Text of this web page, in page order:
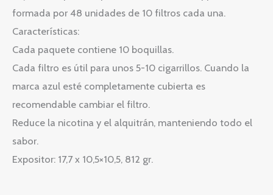
formada por 48 unidades de 10 filtros cada una.
Características:
Cada paquete contiene 10 boquillas.
Cada filtro es útil para unos 5-10 cigarrillos. Cuando la
marca azul esté completamente cubierta es
recomendable cambiar el filtro.
Reduce la nicotina y el alquitrán, manteniendo todo el
sabor.
Expositor: 17,7 x 10,5×10,5, 812 gr.